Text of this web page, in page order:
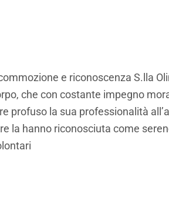
e riconoscenza S.lla
che con costante impegno
profuso la sua professionalità
la hanno riconosciuta come